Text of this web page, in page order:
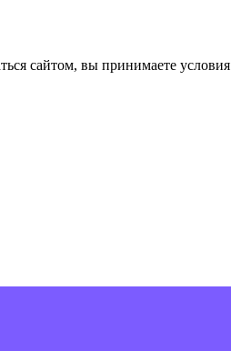
сайтом, вы принимаете условия